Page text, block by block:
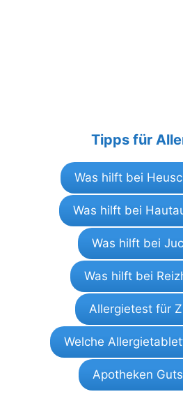
Tipps für
Was hilft bei
Was hilft bei
Was hilft bei
Was hilft bei
Allergietest für
Welche
Apotheken